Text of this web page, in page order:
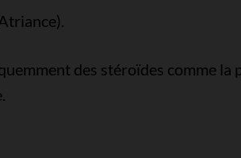
des stéroïdes comme la